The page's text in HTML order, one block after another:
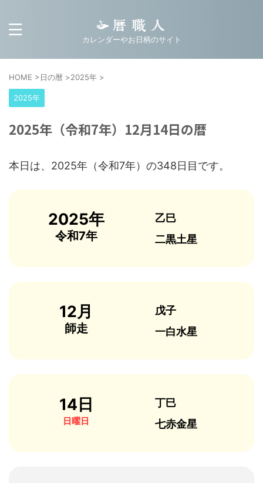
カレンダーやお日柄のサイト
HOME >日の暦 >2025年 >
2025年
2025年（令和7年）12月14日の暦
本日は、2025年（令和7年）の348日目です。
2025年
令和7年
乙巳
二黒土星
12月
師走
戊子
一白水星
14日
日曜日
丁巳
七赤金星